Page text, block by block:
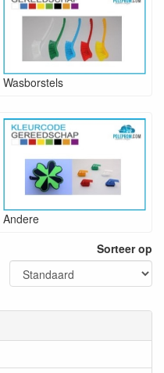
Wasborstels
Andere
Sorteer op